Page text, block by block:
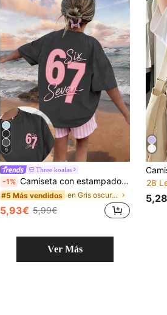
9
Three koalas
-1% Camiseta con estampado de dibujos animados para niña preadolescente de 6 a 7 años, adecuada para uso diario, top casual de moda para primavera/verano para niñas
#5 Más vendidos en Gris oscuro Tops para niñas preadolescentes
5,93€ 5,99€
28
Ver Más